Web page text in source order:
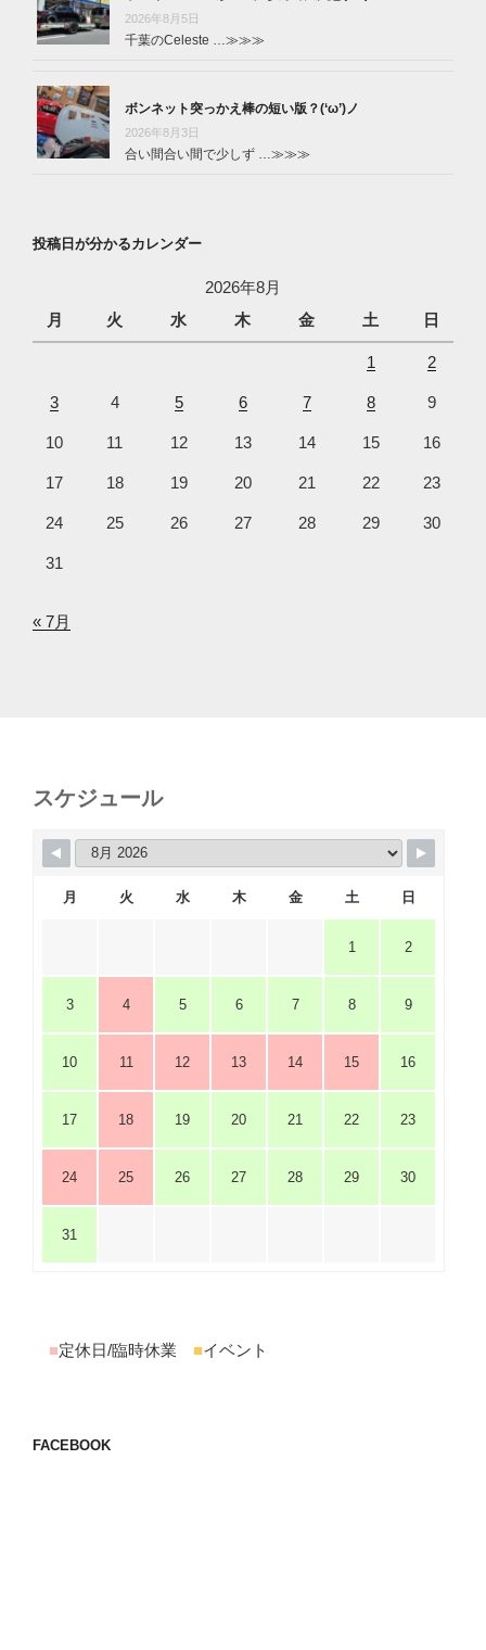
2026年8月5日
千葉のCeleste …≫≫≫
ボンネット突っかえ棒の短い版？(‘ω’)ノ
2026年8月3日
合い間合い間で少しず …≫≫≫
投稿日が分かるカレンダー
2026年8月
月
火 水 木 金 土 日
1 2
3 4 5 6 7 8 9
10 11 12 13 14 15 16
17 18 19 20 21 22 23
24 25 26 27 28 29 30
31
« 7月
スケジュール
月 火 水 木 金 土 日
1 2
3 4 5 6 7 8 9
10 11 12 13 14 15 16
17 18 19 20 21 22 23
24 25 26 27 28 29 30
31
■定休日/臨時休業 ■イベント
FACEBOOK